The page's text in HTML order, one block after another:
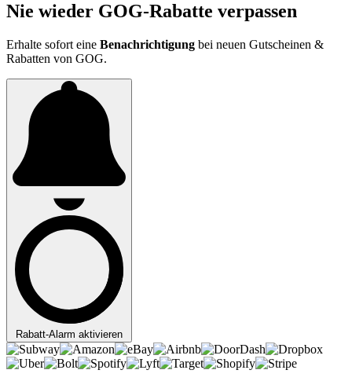
Nie wieder GOG-Rabatte verpassen
Erhalte sofort eine Benachrichtigung bei neuen Gutscheinen &
Rabatten von GOG.
Rabatt-Alarm aktivieren